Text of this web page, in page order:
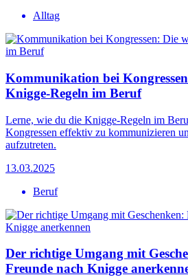
Alltag
Kommunikation bei
Knigge-Regeln im Beruf
Lerne, wie du die Knigge-Regeln im
Kongressen effektiv zu kommunizieren
aufzutreten.
13.03.2025
Beruf
Der richtige Umgang mit
Freunde nach Knigge